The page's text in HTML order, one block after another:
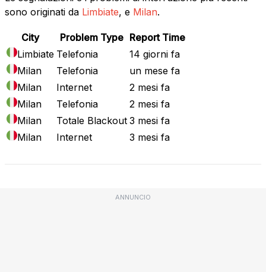
sono originati da Limbiate, e Milan.
City Problem Type Report Time
Limbiate Telefonia
14 giorni fa
Milan
Telefonia
un mese fa
Milan
Internet
2 mesi fa
Milan
Telefonia
2 mesi fa
Milan
Totale Blackout 3 mesi fa
Milan
Internet 3 mesi fa
ANNUNCIO